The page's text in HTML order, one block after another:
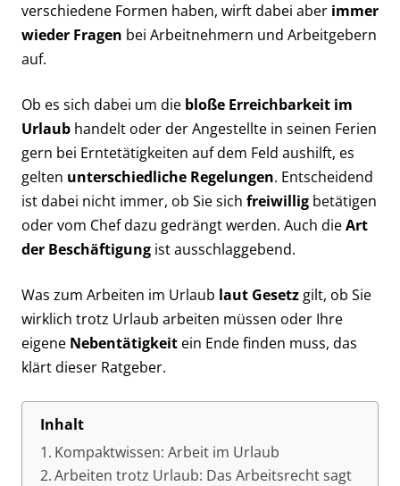
verschiedene Formen haben, wirft dabei aber immer
wieder Fragen bei Arbeitnehmern und Arbeitgebern
auf.
Ob es sich dabei um die bloße Erreichbarkeit im
Urlaub handelt oder der Angestellte in seinen Ferien
gern bei Erntetätigkeiten auf dem Feld aushilft, es
gelten unterschiedliche Regelungen. Entscheidend
ist dabei nicht immer, ob Sie sich freiwillig betätigen
oder vom Chef dazu gedrängt werden. Auch dieArt
der Beschäftigung ist ausschlaggebend.
Was zum Arbeiten im Urlaub laut Gesetz gilt, ob Sie
wirklich trotz Urlaub arbeiten müssen oder Ihre
eigene Nebentätigkeit ein Ende finden muss, das
klärt dieser Ratgeber.
Inhalt
Kompaktwissen: Arbeit im Urlaub
Arbeiten trotz Urlaub: Das Arbeitsrecht sagt